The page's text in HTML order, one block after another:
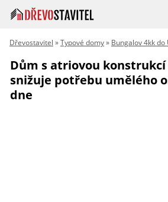
Dřevostavitel »Typové domy» Bungalov 4kk do
Dům s atriovou konstrukcí
snižuje potřebu umělého
dne